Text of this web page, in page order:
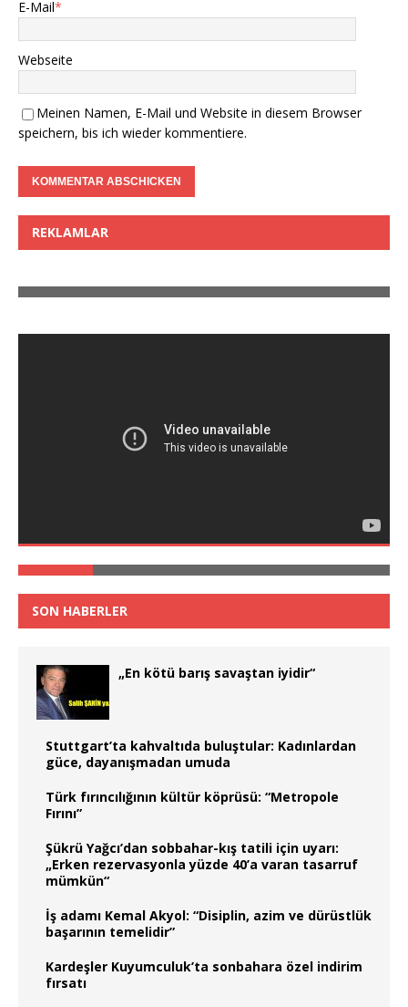
E-Mail*
Webseite
Meinen Namen, E-Mail und Website in diesem Browser
speichern, bis ich wieder kommentiere.
REKLAMLAR
SON HABERLER
„En kötü barış savaştan iyidir“
Stuttgart’ta kahvaltıda buluştular: Kadınlardan
güce, dayanışmadan umuda
Türk fırıncılığının kültür köprüsü: “Metropole
Fırını”
Şükrü Yağcı’dan sobbahar-kış tatili için uyarı:
„Erken rezervasyonla yüzde 40’a varan tasarruf
mümkün“
İş adamı Kemal Akyol: “Disiplin, azim ve dürüstlük
başarının temelidir”
Kardeşler Kuyumculuk’ta sonbahara özel indirim
fırsatı